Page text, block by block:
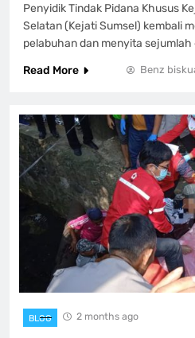
Penyidik Tindak Pidana Khusus
Selatan (Kejati Sumsel) kembali
pelabuhan dan menyita sejumlah
Read More
Benz
BLOG 2 months ago